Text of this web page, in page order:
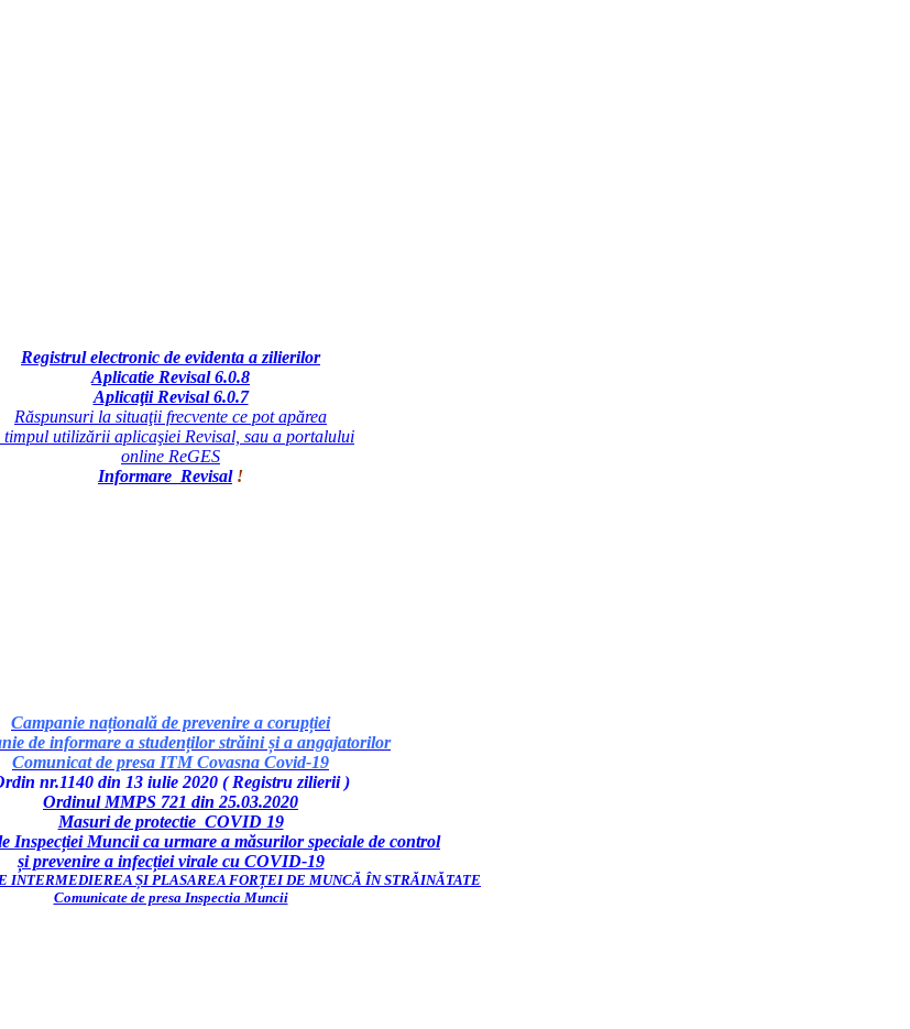
Registrul electronic de evidenta a zilierilor
Aplicatie Revisal 6.0.8
Aplicaţii Revisal 6.0.7
Răspunsuri la situaţii frecvente ce pot apărea
timpul utilizării aplicaşiei Revisal, sau a portalului
online ReGES
Informare Revisal !
Campanie națională de prevenire a corupției
de informare a studenților străini și a angajatorilor
Comunicat de presa ITM Covasna Covid-19
nr.1140 din 13 iulie 2020 ( Registru zilierii )
Ordinul MMPS 721 din 25.03.2020
Masuri de protectie COVID 19
Inspecției Muncii ca urmare a măsurilor speciale de control
și prevenire a infecției virale cu COVID-19
INTERMEDIEREA ȘI PLASAREA FORȚEI DE MUNCĂ ÎN STRĂINĂTATE
Comunicate de presa Inspectia Muncii